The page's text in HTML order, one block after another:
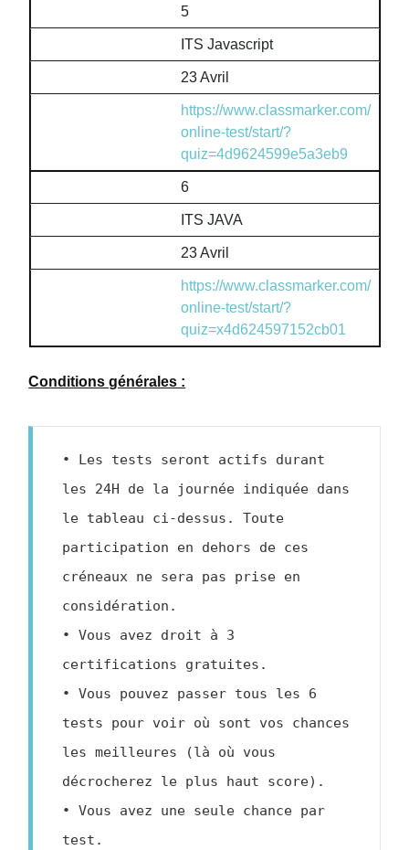
5
ITS Javascript
23 Avril
https://www.classmarker.com/
online-test/start/?
quiz=4d9624599e5a3eb9
6
ITS JAVA
23 Avril
https://www.classmarker.com/
online-test/start/?
quiz=x4d624597152cb01
Conditions générales :
• Les tests seront actifs durant
les 24H de la journée indiquée dans
le tableau ci-dessus. Toute
participation en dehors de ces
créneaux ne sera pas prise en
considération.
• Vous avez droit à 3
certifications gratuites.
• Vous pouvez passer tous les 6
tests pour voir où sont vos chances
les meilleures (là où vous
décrocherez le plus haut score).
• Vous avez une seule chance par
test.